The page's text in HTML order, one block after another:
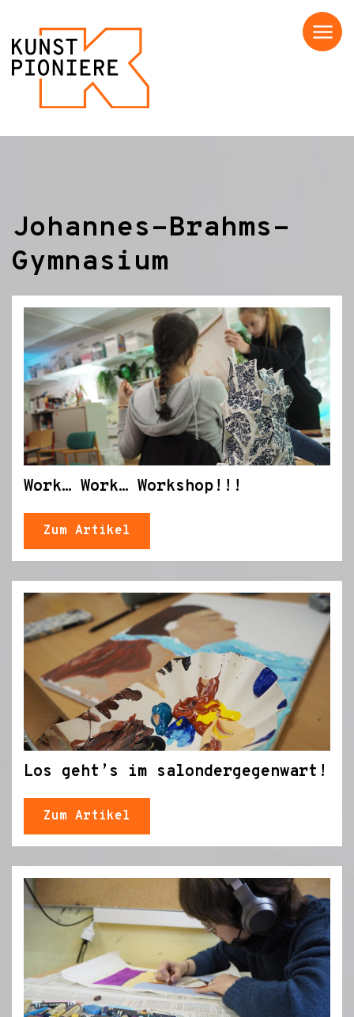
Menü
Johannes-Brahms-
Gymnasium
Work… Work… Workshop!!!
Zum Artikel
Los geht’s im salondergegenwart!
Zum Artikel